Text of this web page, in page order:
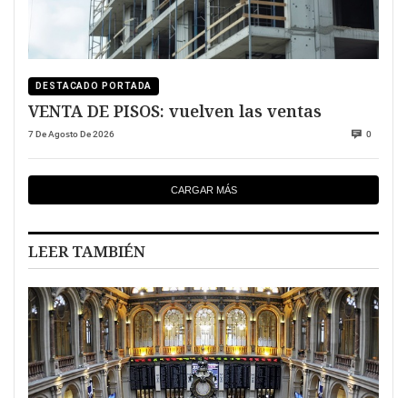
DESTACADO PORTADA
VENTA DE PISOS: vuelven las ventas
7 De Agosto De 2026 0
CARGAR MÁS
LEER TAMBIÉN